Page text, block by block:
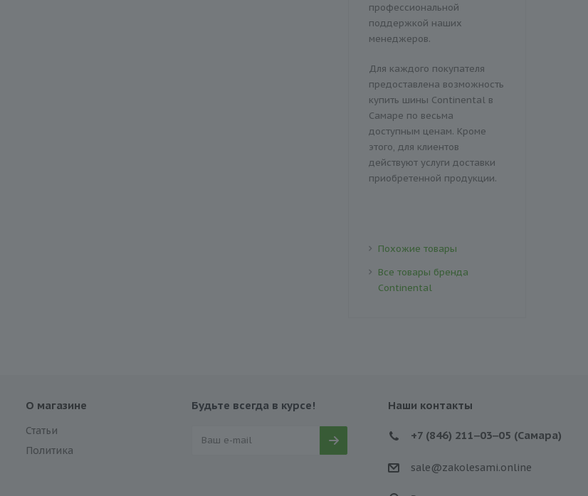
профессиональной
поддержкой наших
менеджеров.
Для каждого покупателя
предоставлена возможность
купить шины Continental в
Самаре по весьма
доступным ценам. Кроме
этого, для клиентов
действуют услуги доставки
приобретенной продукции.
Похожие товары
Все товары бренда
Continental
О магазине
Статьи
Политика
Будьте всегда в курсе! Наши контакты
+7 (846) 211‒03‒05 (Самара)
sale@zakolesami.online